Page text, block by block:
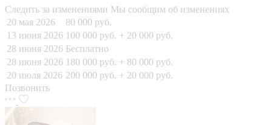
Следить за изменениями Мы сообщим об изменениях
20 мая 2026
80 000 руб.
13 июня 2026 100 000 руб. + 20 000 руб.
28 июня 2026 Бесплатно
28 июня 2026 180 000 руб. + 80 000 руб.
20 июля 2026 200 000 руб. + 20 000 руб.
Позвонить